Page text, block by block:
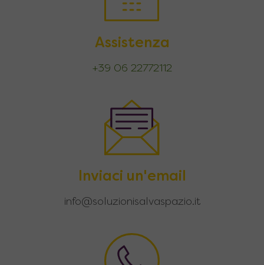
Assistenza
+39 06 22772112
Inviaci un'email
info@soluzionisalvaspazio.it